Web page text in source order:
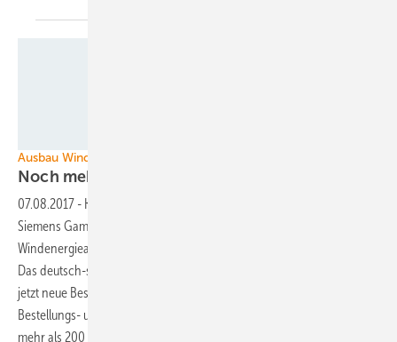
Ausbau Windkraft in Deutschland
Noch mehr getriebelose
07.08.2017 - Konkurrenz für den Marktführer in Deutschland: Mit
Siemens Gamesa wird 2017 ein weiterer Hersteller von getriebelosen
Windenergieanlagen größere Marktanteile in Deutschland gewinnen.
Das deutsch-spanische Windkraft-Turbinenbauunternehmen meldete
jetzt neue Bestellungen von 27 Turbinen und wird nach jetzigem
Bestellungs- und Planungsstand Ende 2017 binnen eines Jahres weit
mehr als 200 Megawatt (MW) neu ans Netz gebracht